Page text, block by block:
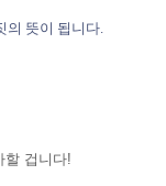
의 뜻이 됩니다.
할 겁니다!